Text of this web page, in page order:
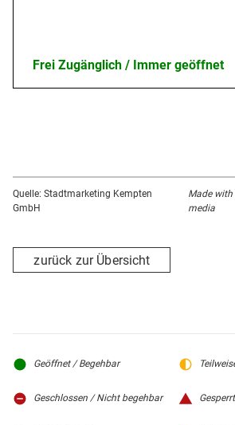
Frei Zugänglich / Immer geöffnet
Quelle: Stadtmarketing Kempten
GmbH
Made with
media
zurück zur Übersicht
Geöffnet / Begehbar
Geschlossen / Nicht begehbar